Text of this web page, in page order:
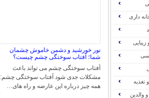
نور خورشید و دشمن خاموش چشمان
شما؛ آفتاب سوختگی چشم چیست؟
آفتاب سوختگی چشم می تواند باعث
مشکلات جدی شود آفتاب سوختگی چشم:
همه چیز درباره این عارضه و راه های…
داری
زیبایی
تغذیه
والدین